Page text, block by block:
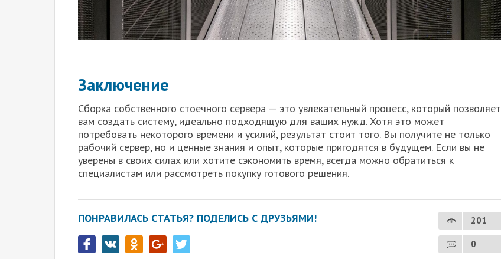
Заключение
Сборка собственного стоечного сервера — это увлекательный процесс, который позволяет
вам создать систему, идеально подходящую для ваших нужд. Хотя это может
потребовать некоторого времени и усилий, результат стоит того. Вы получите не только
рабочий сервер, но и ценные знания и опыт, которые пригодятся в будущем. Если вы не
уверены в своих силах или хотите сэкономить время, всегда можно обратиться к
специалистам или рассмотреть покупку готового решения.
ПОНРАВИЛАСЬ СТАТЬЯ? ПОДЕЛИСЬ С ДРУЗЬЯМИ! 201
0